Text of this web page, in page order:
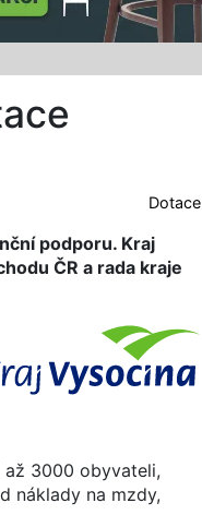
Dotace
podporu. Kraj
ČR a rada kraje
až 3000 obyvateli,
náklady na mzdy,